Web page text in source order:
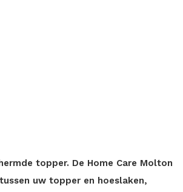
topper. De Home Care Molton
uw topper en hoeslaken,